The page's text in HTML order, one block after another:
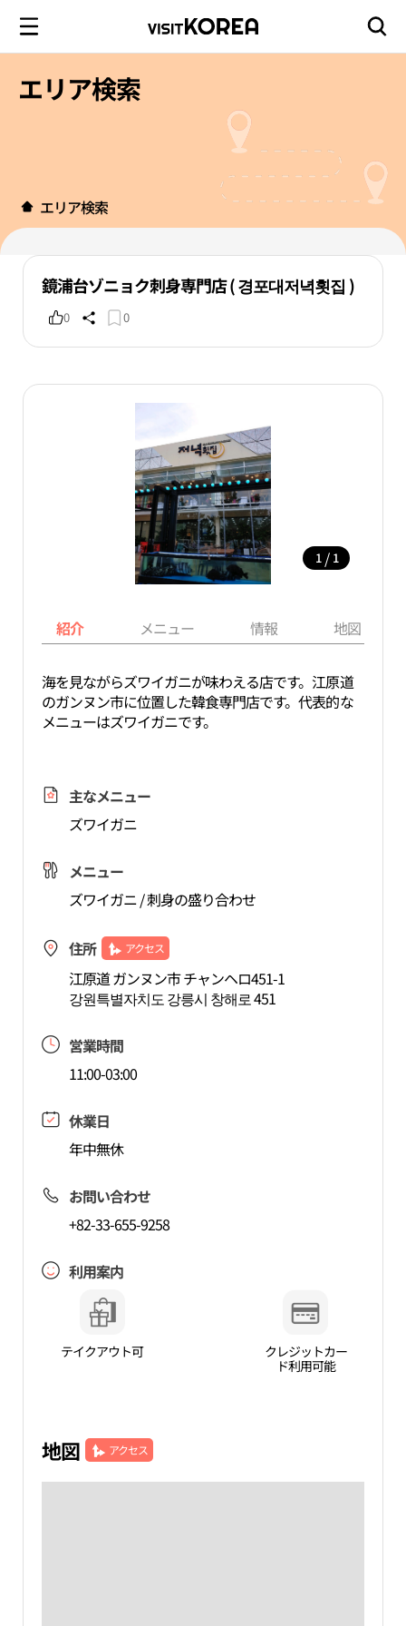
エリア検索
エリア検索
鏡浦台ゾニョク刺身専門店 ( 경포대저녁횟집 )
0 0
1 / 1
紹介 メニュー 情報 地図
海を見ながらズワイガニが味わえる店です。江原道
のガンヌン市に位置した韓食専門店です。代表的な
メニューはズワイガニです。
主なメニュー
ズワイガニ
メニュー
ズワイガニ / 刺身の盛り合わせ
住所 アクセス
江原道 ガンヌン市 チャンヘロ451-1
강원특별자치도 강릉시 창해로 451
営業時間
11:00-03:00
休業日
年中無休
お問い合わせ
+82-33-655-9258
利用案内
テイクアウト可
クレジットカー
ド利用可能
地図 アクセス